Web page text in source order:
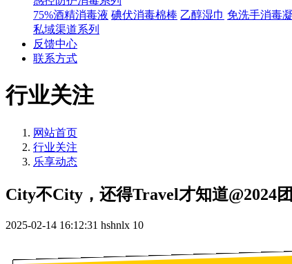
75%酒精消毒液 碘伏消毒棉棒 乙醇湿巾 免洗手消毒
私域渠道系列
反馈中心
联系方式
行业关注
网站首页
行业关注
乐享动态
City不City，还得Travel才知道@2024
2025-02-14 16:12:31 hshnlx 10